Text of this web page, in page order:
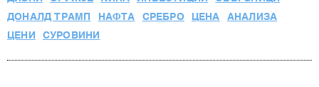
колачиња. Колачињата во кој било момент можете
повторно да ги ажурирате со клик на „Прикажи ги
ДОНАЛД ТРАМП
НАФТА СРЕБРО ЦЕНА
АНАЛИЗА
ЦЕНИ
СУРОВИНИ